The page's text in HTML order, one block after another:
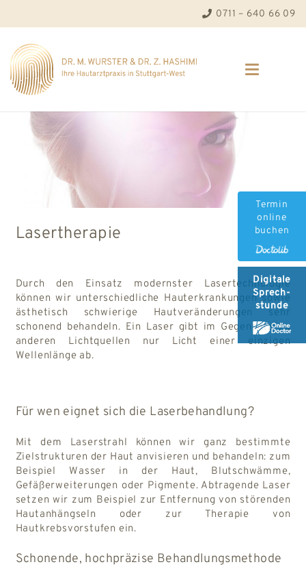
0711 – 640 66 09
Termin
online
buchen
Digitale
Sprech-
stunde
Lasertherapie
Durch den Einsatz modernster Lasertechnologie
können wir unterschiedliche Hauterkrankungen sowie
ästhetisch schwierige Hautveränderungen sehr
schonend behandeln. Ein Laser gibt im Gegensatz zu
anderen Lichtquellen nur Licht einer einzigen
Wellenlänge ab.
Für wen eignet sich die Laserbehandlung?
Mit dem Laserstrahl können wir ganz bestimmte
Zielstrukturen der Haut anvisieren und behandeln: zum
Beispiel Wasser in der Haut, Blutschwämme,
Gefäßerweiterungen oder Pigmente. Abtragende Laser
setzen wir zum Beispiel zur Entfernung von störenden
Hautanhängseln oder zur Therapie von
Hautkrebsvorstufen ein.
Schonende, hochpräzise Behandlungsmethode